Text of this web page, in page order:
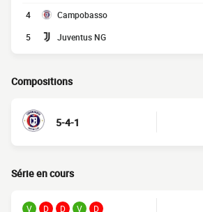
4 Campobasso
5
Juventus NG
Compositions
5-4-1
Série en cours
V D D V D